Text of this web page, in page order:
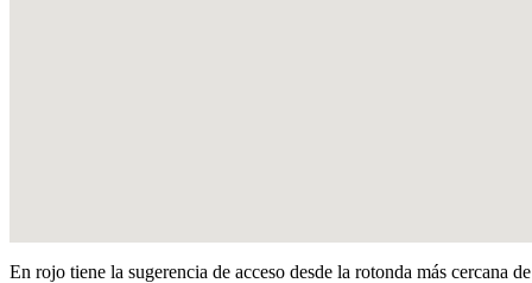
En rojo tiene la sugerencia de acceso desde la rotonda más cercana